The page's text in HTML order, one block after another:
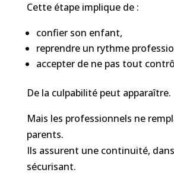
Cette étape implique de :
confier son enfant,
reprendre un rythme
accepter de ne pas tout
De la culpabilité peut apparaître.
Mais les professionnels ne
parents.
Ils assurent une continuité,
sécurisant.